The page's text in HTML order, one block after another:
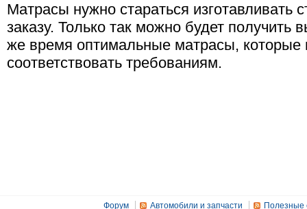
Матрасы нужно стараться изготавливать
заказу. Только так можно будет получить
же время оптимальные матрасы, которые
соответствовать требованиям.
Форум Автомобили и запчасти Полезные